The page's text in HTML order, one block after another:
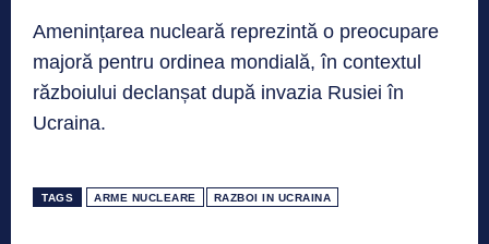
Amenințarea nucleară reprezintă o preocupare
majoră pentru ordinea mondială, în contextul
războiului declanșat după invazia Rusiei în
Ucraina.
TAGS ARME NUCLEARE RAZBOI IN UCRAINA